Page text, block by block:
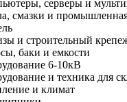
серверы и
смазки и
и строительный
баки и емкости
6-10кВ
и техника для
и климат